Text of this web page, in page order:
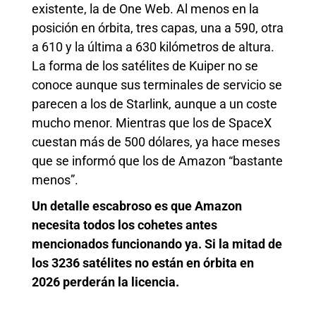
existente, la de One Web. Al menos en la
posición en órbita, tres capas, una a 590, otra
a 610 y la última a 630 kilómetros de altura.
La forma de los satélites de Kuiper no se
conoce aunque sus terminales de servicio se
parecen a los de Starlink, aunque a un coste
mucho menor. Mientras que los de SpaceX
cuestan más de 500 dólares, ya hace meses
que se informó que los de Amazon “bastante
menos”.
Un detalle escabroso es que Amazon
necesita todos los cohetes antes
mencionados funcionando ya. Si la mitad de
los 3236 satélites no están en órbita en
2026 perderán la licencia.